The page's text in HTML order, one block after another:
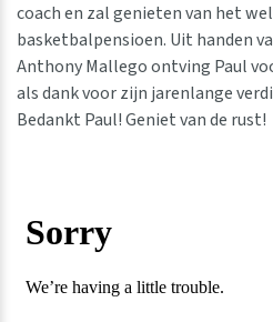
coach en zal genieten van het
basketbalpensioen. Uit handen
Anthony Mallego ontving Paul
als dank voor zijn jarenlange
Bedankt Paul! Geniet van de rust!